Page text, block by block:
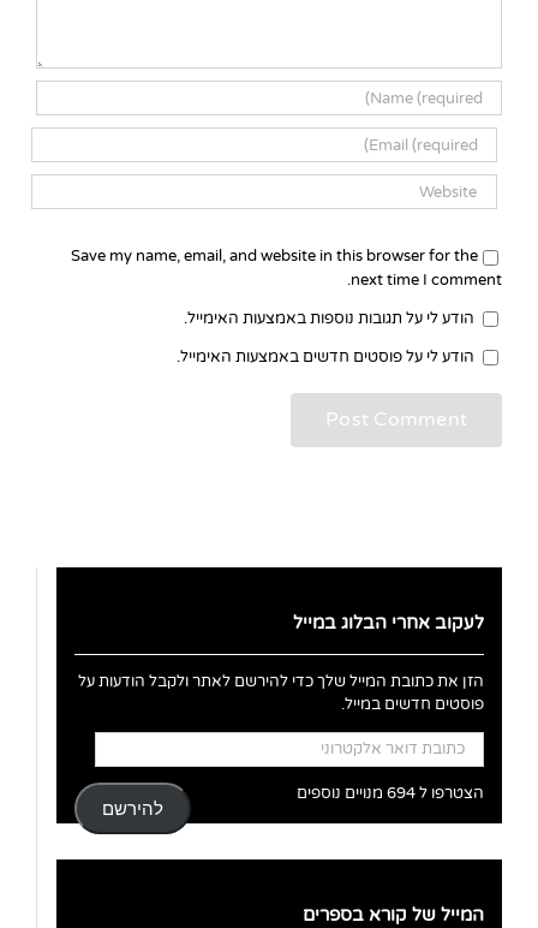
Save my name, email, and website in this browser for the
next time I comment.
הודע לי על תגובות נוספות באמצעות האימייל.
הודע לי על פוסטים חדשים באמצעות האימייל.
לעקוב אחרי הבלוג במייל
הזן את כתובת המייל שלך כדי להירשם לאתר ולקבל הודעות על
פוסטים חדשים במייל.
כתובת
דואר
אלקטרוני
להירשם
הצטרפו ל 694 מנויים נוספים
המייל של קורא בספרים